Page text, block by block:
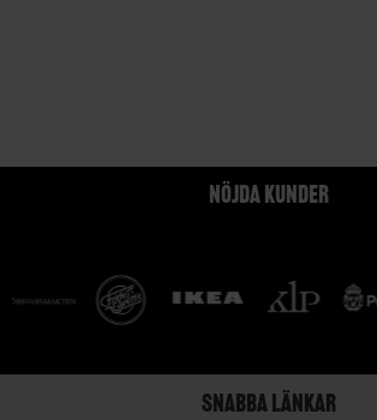
NÖJDA KUNDER
SNABBA LÄNKAR